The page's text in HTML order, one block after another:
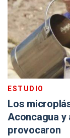
ESTUDIO
Los
Aconcagua y
provocaron